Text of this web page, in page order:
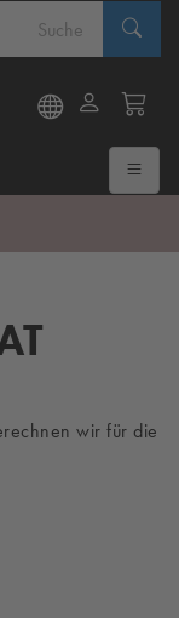
wir für die